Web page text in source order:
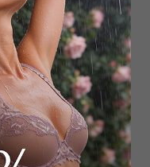
WILD ORCHID
Брюки